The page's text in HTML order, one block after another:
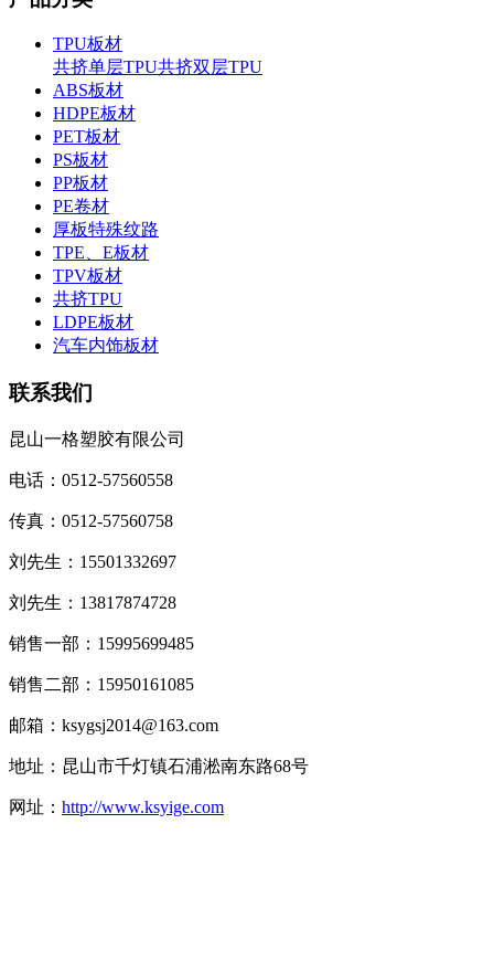
TPU板材
共挤单层TPU共挤双层TPU
ABS板材
HDPE板材
PET板材
PS板材
PP板材
PE卷材
厚板特殊纹路
TPE、E板材
TPV板材
共挤TPU
LDPE板材
汽车内饰板材
联系我们
昆山一格塑胶有限公司
电话：0512-57560558
传真：0512-57560758
刘先生：15501332697
刘先生：13817874728
销售一部：15995699485
销售二部：15950161085
邮箱：ksygsj2014@163.com
地址：昆山市千灯镇石浦淞南东路68号
网址： http://www.ksyige.com